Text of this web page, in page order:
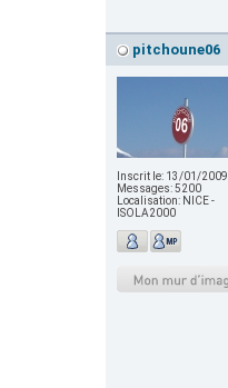
pitchoune06
Inscrit le: 13/01/2009
Messages:5200
Localisation: NICE -
ISOLA2000